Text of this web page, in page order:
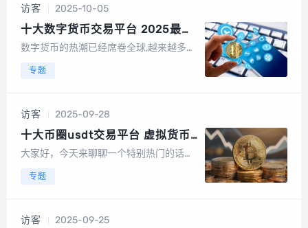
势，为你的数字货币之旅提供一些参考，
Coin...
访客 2025-10-05
十大数字货币交易平台 2025最新
排行
数字货币的热潮已经席卷全球,越来越多的
机遇与挑战的领域，选择一个靠谱的交易
台的竞争也愈发激烈，以下是2025年最...
专题
访客 2025-09-28
十大币圈usdt交易平台 虚拟货币
usdt交易平台排行榜前十名
大家好，今天来聊聊一个特别热门的话题
定币在币圈可是大名鼎鼎，因为它与美元
T的好去处呢？今天就来给大家盘点一
专题
访客 2025-09-25